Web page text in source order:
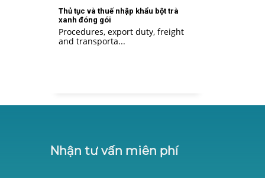
Thủ tục và thuế nhập khẩu bột trà
xanh đóng gói
Procedures, export duty, freight
and transporta...
Nhận tư vấn miên phí